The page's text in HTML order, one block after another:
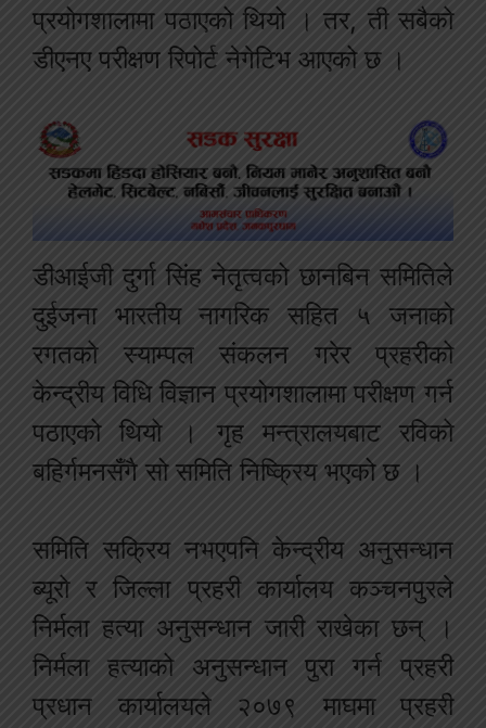
प्रयोगशालामा पठाएको थियो । तर, ती सबैको
डीएनए परीक्षण रिपोर्ट नेगेटिभ आएको छ ।
डीआईजी दुर्गा सिंह नेतृत्वको छानबिन समितिले
दुईजना भारतीय नागरिक सहित ५ जनाको
रगतको स्याम्पल संकलन गरेर प्रहरीको
केन्द्रीय विधि विज्ञान प्रयोगशालामा परीक्षण गर्न
पठाएको थियो । गृह मन्त्रालयबाट रविको
बहिर्गमनसँगै सो समिति निष्क्रिय भएको छ ।
समिति सक्रिय नभएपनि केन्द्रीय अनुसन्धान
ब्यूरो र जिल्ला प्रहरी कार्यालय कञ्चनपुरले
निर्मला हत्या अनुसन्धान जारी राखेका छन् ।
निर्मला हत्याको अनुसन्धान पुरा गर्न प्रहरी
प्रधान कार्यालयले २०७९ माघमा प्रहरी